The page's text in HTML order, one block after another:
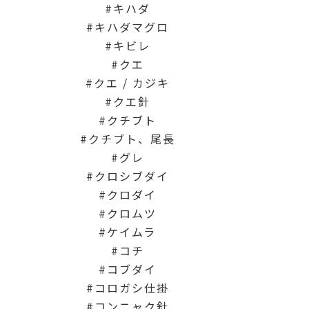
キハダ
キハダマグロ
キビレ
クエ
クエ / カジキ
クエ針
クチブト
クチブト、尾長
グレ
クロシブダイ
クロダイ
クロムツ
ケイムラ
コチ
コブダイ
コロガシ仕掛